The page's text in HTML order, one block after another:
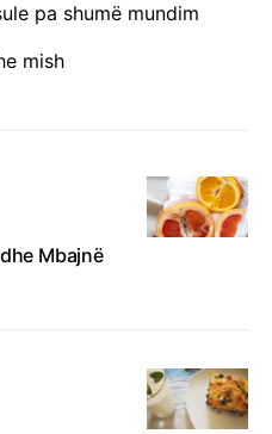
pa shumë mundim
mish
Mbajnë